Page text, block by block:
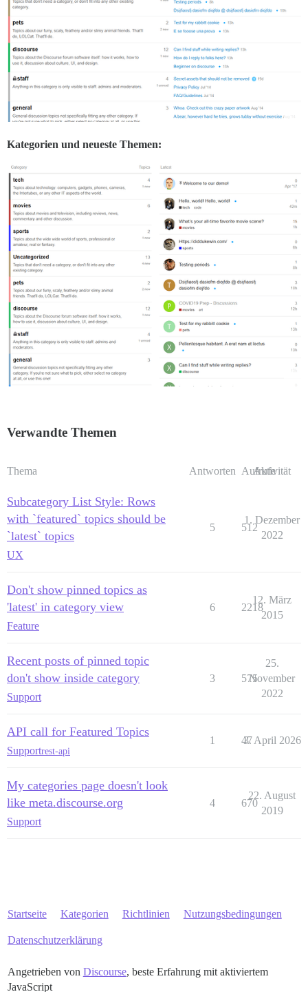
Kategorien und neueste Themen:
Verwandte Themen
Thema Antworten Aufrufe
Aktivität
Subcategory List Style: Rows
with `featured` topics should be
`latest` topics
UX
5 512
1. Dezember
2022
Don't show pinned topics as
'latest' in category view
Feature
6 2218
12. März
2015
Recent posts of pinned topic
don't show inside category
Support
3 575
25.
November
2022
API call for Featured Topics
Supportrest-api
1 47
3. April 2026
My categories page doesn't look
like meta.discourse.org
Support
4 670
22. August
2019
Startseite Kategorien Richtlinien Nutzungsbedingungen
Datenschutzerklärung
Angetrieben von Discourse, beste Erfahrung mit aktiviertem
JavaScript